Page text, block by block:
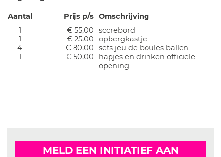
Aantal Prijs p/s Omschrijving
1
€ 55,00
scorebord
1
€ 25,00
opbergkastje
4
€ 80,00
sets jeu de boules ballen
1
€ 50,00
hapjes en drinken officiële
opening
MELD EEN INITIATIEF AAN